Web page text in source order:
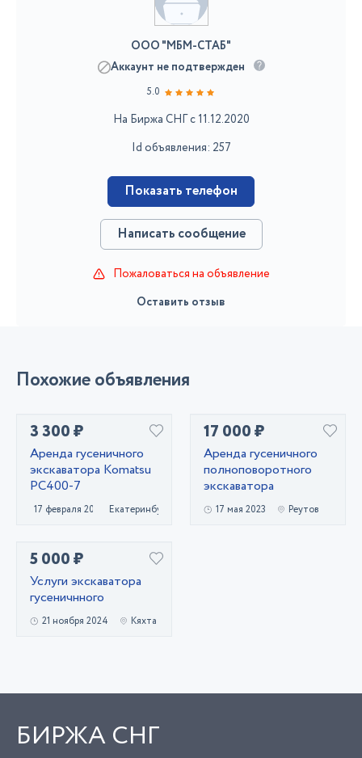
ООО "МБМ-СТАБ"
Аккаунт не подтвержден
5.0
На Биржа СНГ с 11.12.2020
Id объявления: 257
Показать телефон
Написать сообщение
Пожаловаться на объявление
Оставить отзыв
Похожие объявления
3 300 ₽
Аренда гусеничного
экскаватора Komatsu
PC400-7
17 февраля 2025 Екатеринбург
17 000 ₽
Аренда гусеничного
полноповоротного
экскаватора
17 мая 2023 Реутов
5 000 ₽
Услуги экскаватора
гусеничнного
21 ноября 2024 Кяхта
БИРЖА СНГ